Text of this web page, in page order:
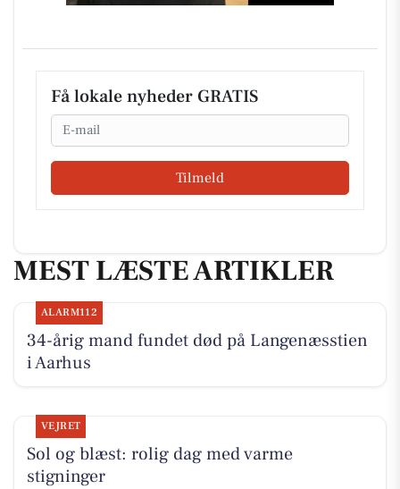
Få lokale nyheder GRATIS
Email
Tilmeld
MEST LÆSTE ARTIKLER
ALARM112
34-årig mand fundet død på Langenæsstien
i Aarhus
VEJRET
Sol og blæst: rolig dag med varme
stigninger